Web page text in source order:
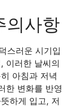
의사항
스러운 시기입
이러한 날씨의
아침과 저녁
한 변화를 반영
하게 입고, 저